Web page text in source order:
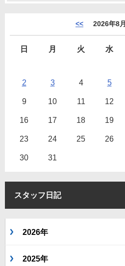
<< 2026年8月
日 月 火 水
2 3 4 5
9 10 11 12
16 17 18 19
23 24 25 26
30 31
スタッフ日記
2026年
2025年